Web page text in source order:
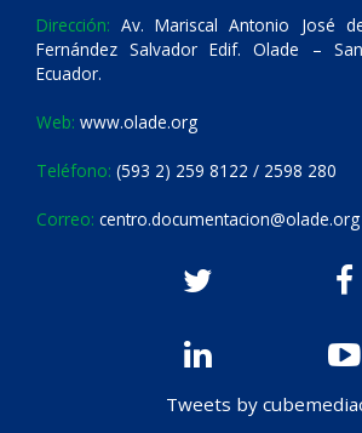
Dirección: Av. Mariscal Antonio José
Fernández Salvador Edif. Olade –
Ecuador.
Web: www.olade.org
Teléfono: (593 2) 259 8122 / 2598 280
Correo: centro.documentacion@olade.org
Tweets by